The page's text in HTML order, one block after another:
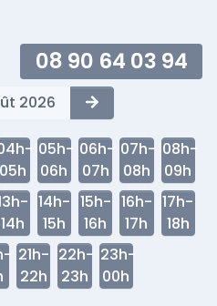
08 90 64 03 94
2026
05h
05h-
06h
06h-
07h
07h-
08h
08h-
09h
14h
14h-
15h
15h-
16h
16h-
17h
17h-
18h
21h-
22h
22h-
23h
23h-
00h